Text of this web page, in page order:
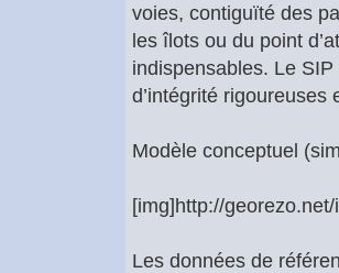
voies, contiguïté des
les îlots ou du point
indispensables. Le
d’intégrité rigoureuses
Modèle conceptuel
[img]http://
Les données de